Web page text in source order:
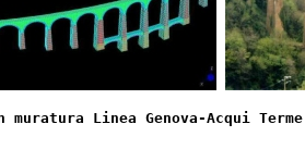
muratura Linea Genova-Acqui